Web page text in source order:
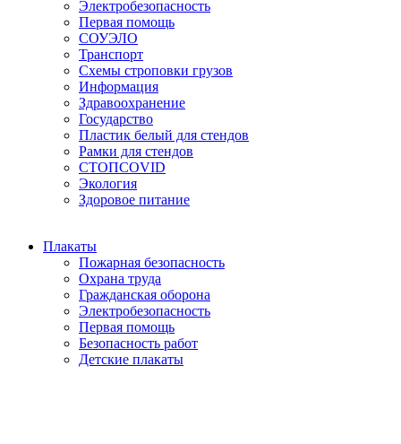
Электробезопасность
Первая помощь
СОУЭЛО
Транспорт
Схемы строповки грузов
Информация
Здравоохранение
Государство
Пластик белый для стендов
Рамки для стендов
СТОПCOVID
Экология
Здоровое питание
Плакаты
Пожарная безопасность
Охрана труда
Гражданская оборона
Электробезопасность
Первая помощь
Безопасность работ
Детские плакаты